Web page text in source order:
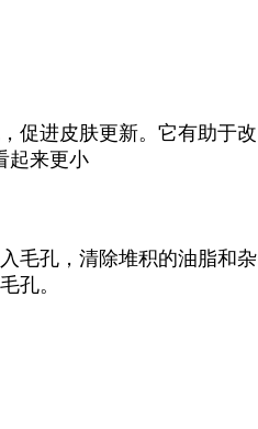
促进皮肤更新。它有助于改
起来更小
毛孔，清除堆积的油脂和杂
孔。